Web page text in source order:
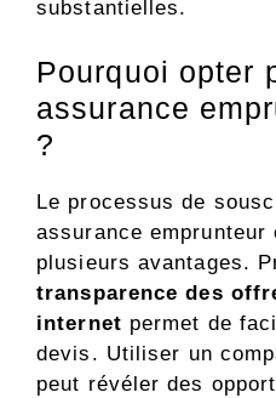
substantielles.
Pourquoi opter
assurance
?
Le processus de
assurance emprunteur
plusieurs avantages.
transparence des
internet permet de
devis. Utiliser un
peut révéler des